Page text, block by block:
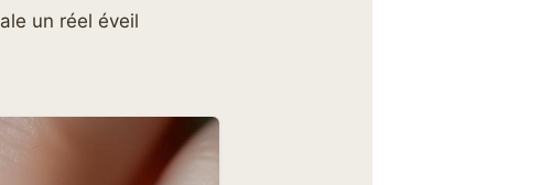
un réel éveil